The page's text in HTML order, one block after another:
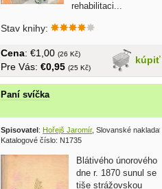
rehabilitaci...
Stav knihy:
kúpiť
Cena: €1,00 (26 Kč)
Pre Vás: €0,95 (25 Kč)
Paní svíčka
Spisovatel: Hořejš Jaromír, Slovanské
Katalogové číslo: N1735
Blátivého únorového
dne r. 1870 sunul se
tiše strážovskou